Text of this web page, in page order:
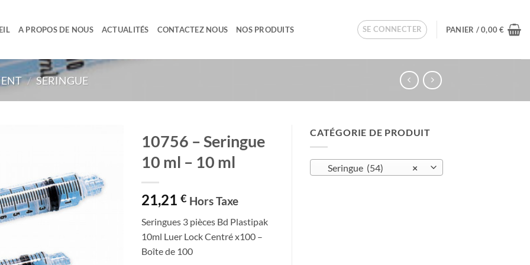
A PROPOS DE NOUS ACTUALITÉS CONTACTEZ NOUS NOS PRODUITS SE CONNECTER PANIER /0,00€
/ SERINGUE
à la liste
de
souhaits
10756 – Seringue
10 ml – 10 ml
21,21 € Hors Taxe
Seringues 3 pièces Bd Plastipak
10ml Luer Lock Centré x100 –
Boîte de 100
CATÉGORIE DE PRODUIT
×
Seringue (54)